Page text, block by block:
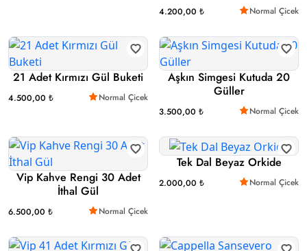
4.200,00 ₺ Normal Çicek
21 Adet Kırmızı Gül Buketi
4.500,00 ₺ Normal Çicek
Aşkın Simgesi Kutuda 20
Güller
3.500,00 ₺ Normal Çicek
Vip Kahve Rengi 30 Adet
İthal Gül
6.500,00 ₺ Normal Çicek
Tek Dal Beyaz Orkide
2.000,00 ₺ Normal Çicek